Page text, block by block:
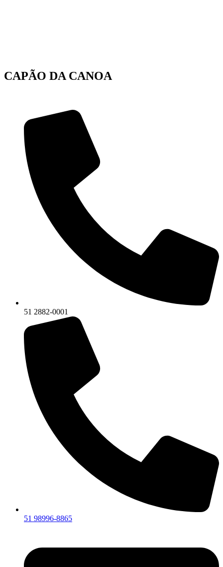
CAPÃO DA CANOA
51 2882-0001
51 98996-8865